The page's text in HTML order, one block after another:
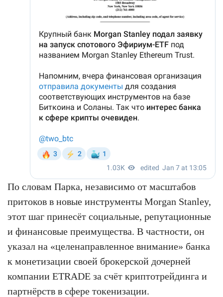
По словам Парка, независимо от масштабов
притоков в новые инструменты Morgan Stanley,
этот шаг принесёт социальные, репутационные
и финансовые преимущества. В частности, он
указал на «целенаправленное внимание» банка
к монетизации своей брокерской дочерней
компании ETRADE за счёт криптотрейдинга и
партнёрств в сфере токенизации.